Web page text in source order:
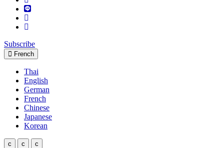
Subscribe
French
Thai
English
German
French
Chinese
Japanese
Korean
c c c